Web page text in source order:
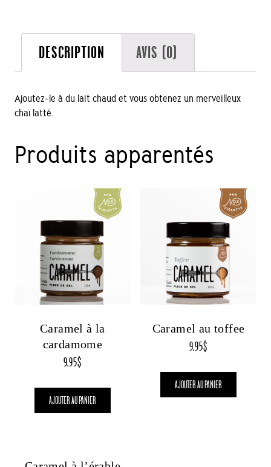
DESCRIPTION AVIS (0)
Ajoutez-le à du lait chaud et vous obtenez un merveilleux
chaï latté.
Produits apparentés
Caramel à la
cardamome
9.95$
AJOUTER AU PANIER
Caramel au toffee
9.95$
AJOUTER AU PANIER